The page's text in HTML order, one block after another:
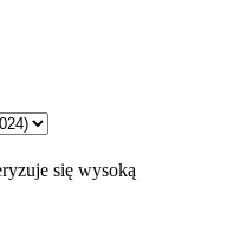
się wysoką